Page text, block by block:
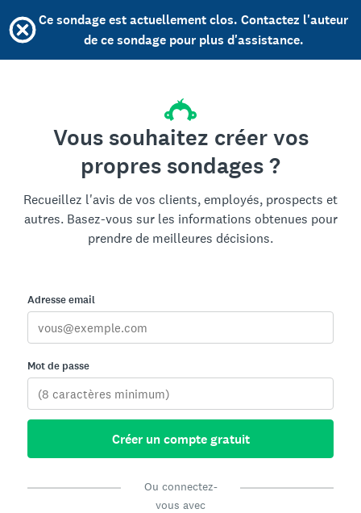
Ce sondage est actuellement clos. Contactez l'auteur
de ce sondage pour plus d'assistance.
Vous souhaitez créer vos
propres sondages ?
Recueillez l'avis de vos clients, employés, prospects et
autres. Basez-vous sur les informations obtenues pour
prendre de meilleures décisions.
Adresse email
Mot de passe
Créer un compte gratuit
Ou connectez-
vous avec